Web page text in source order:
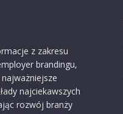
z zakresu
brandingu,
najważniejsze
najciekawszych
rozwój branży